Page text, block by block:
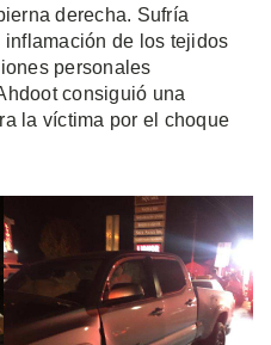
derecha. Sufría
de los tejidos
personales
consiguió una
la víctima por el choque